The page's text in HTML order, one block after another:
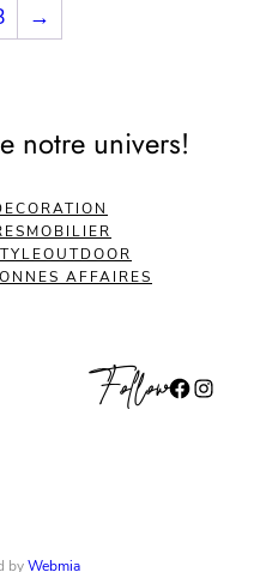
→
notre univers!
MOBILIER
OUTDOOR
AFFAIRES
FollowFacebook Instagram
byWebmia